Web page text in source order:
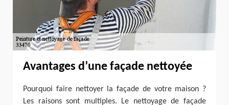
Avantages d’une façade nettoyée
Pourquoi faire nettoyer la façade de votre maison ?
Les raisons sont multiples. Le nettoyage de façade